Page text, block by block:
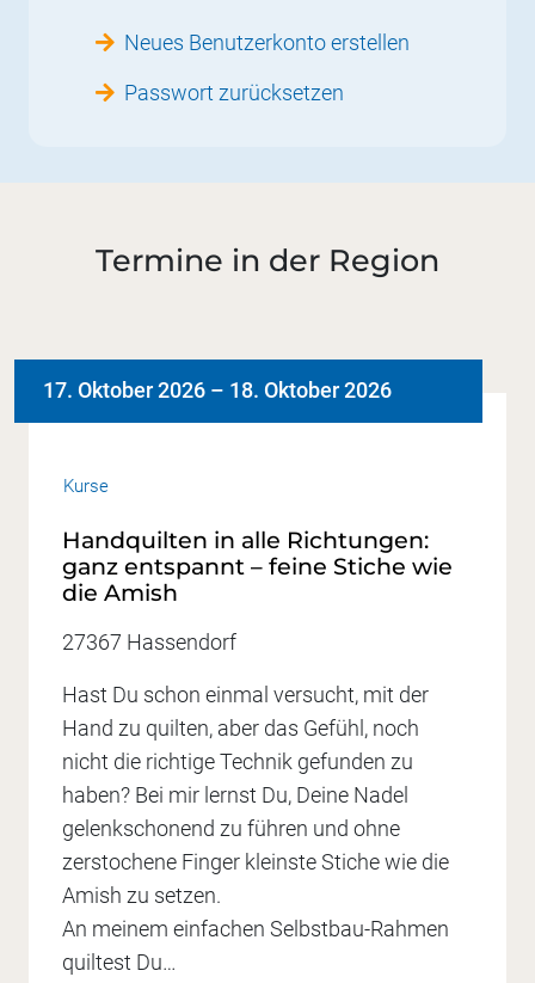
Neues Benutzerkonto erstellen
Passwort zurücksetzen
Termine in der Region
Kurse
17. Oktober 2026 – 18. Oktober 2026
Handquilten in alle Richtungen:
ganz entspannt – feine Stiche wie
die Amish
27367 Hassendorf
Hast Du schon einmal versucht, mit der
Hand zu quilten, aber das Gefühl, noch
nicht die richtige Technik gefunden zu
haben? Bei mir lernst Du, Deine Nadel
gelenkschonend zu führen und ohne
zerstochene Finger kleinste Stiche wie die
Amish zu setzen.
An meinem einfachen Selbstbau-Rahmen
quiltest Du…